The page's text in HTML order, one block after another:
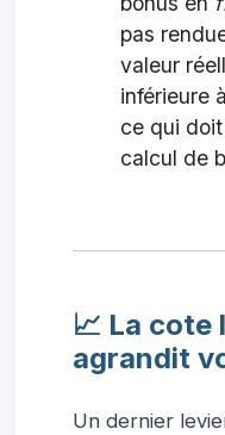
pas
valeur
inférieure
ce qui
calcul de
📈 La cote
agrandit
Un dernier